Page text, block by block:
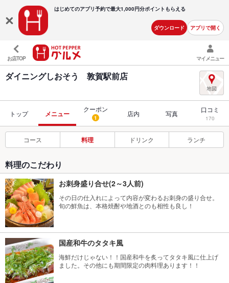
はじめてのアプリ予約で最大1,000円分ポイントもらえる
ダウンロード アプリで開く
お店TOP マイメニュー
ダイニングしおそう 敦賀駅前店
トップ メニュー
クーポン
1 店内 写真 口コミ
170
コース 料理 ドリンク ランチ
料理のこだわり
お刺身盛り合せ(2～3人前)
その日の仕入れによって内容が変わるお刺身の盛り合せ。
旬の鮮魚は、本格焼酎や地酒とのも相性も良し！
国産和牛のタタキ風
海鮮だけじゃない！！国産和牛を炙ってタタキ風に仕上げ
ました。その他にも期間限定の肉料理あります！！